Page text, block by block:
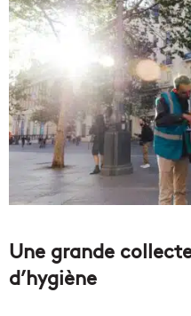
Une grande
d’hygiène